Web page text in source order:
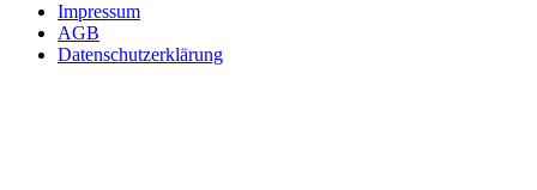
Impressum
AGB
Datenschutzerklärung